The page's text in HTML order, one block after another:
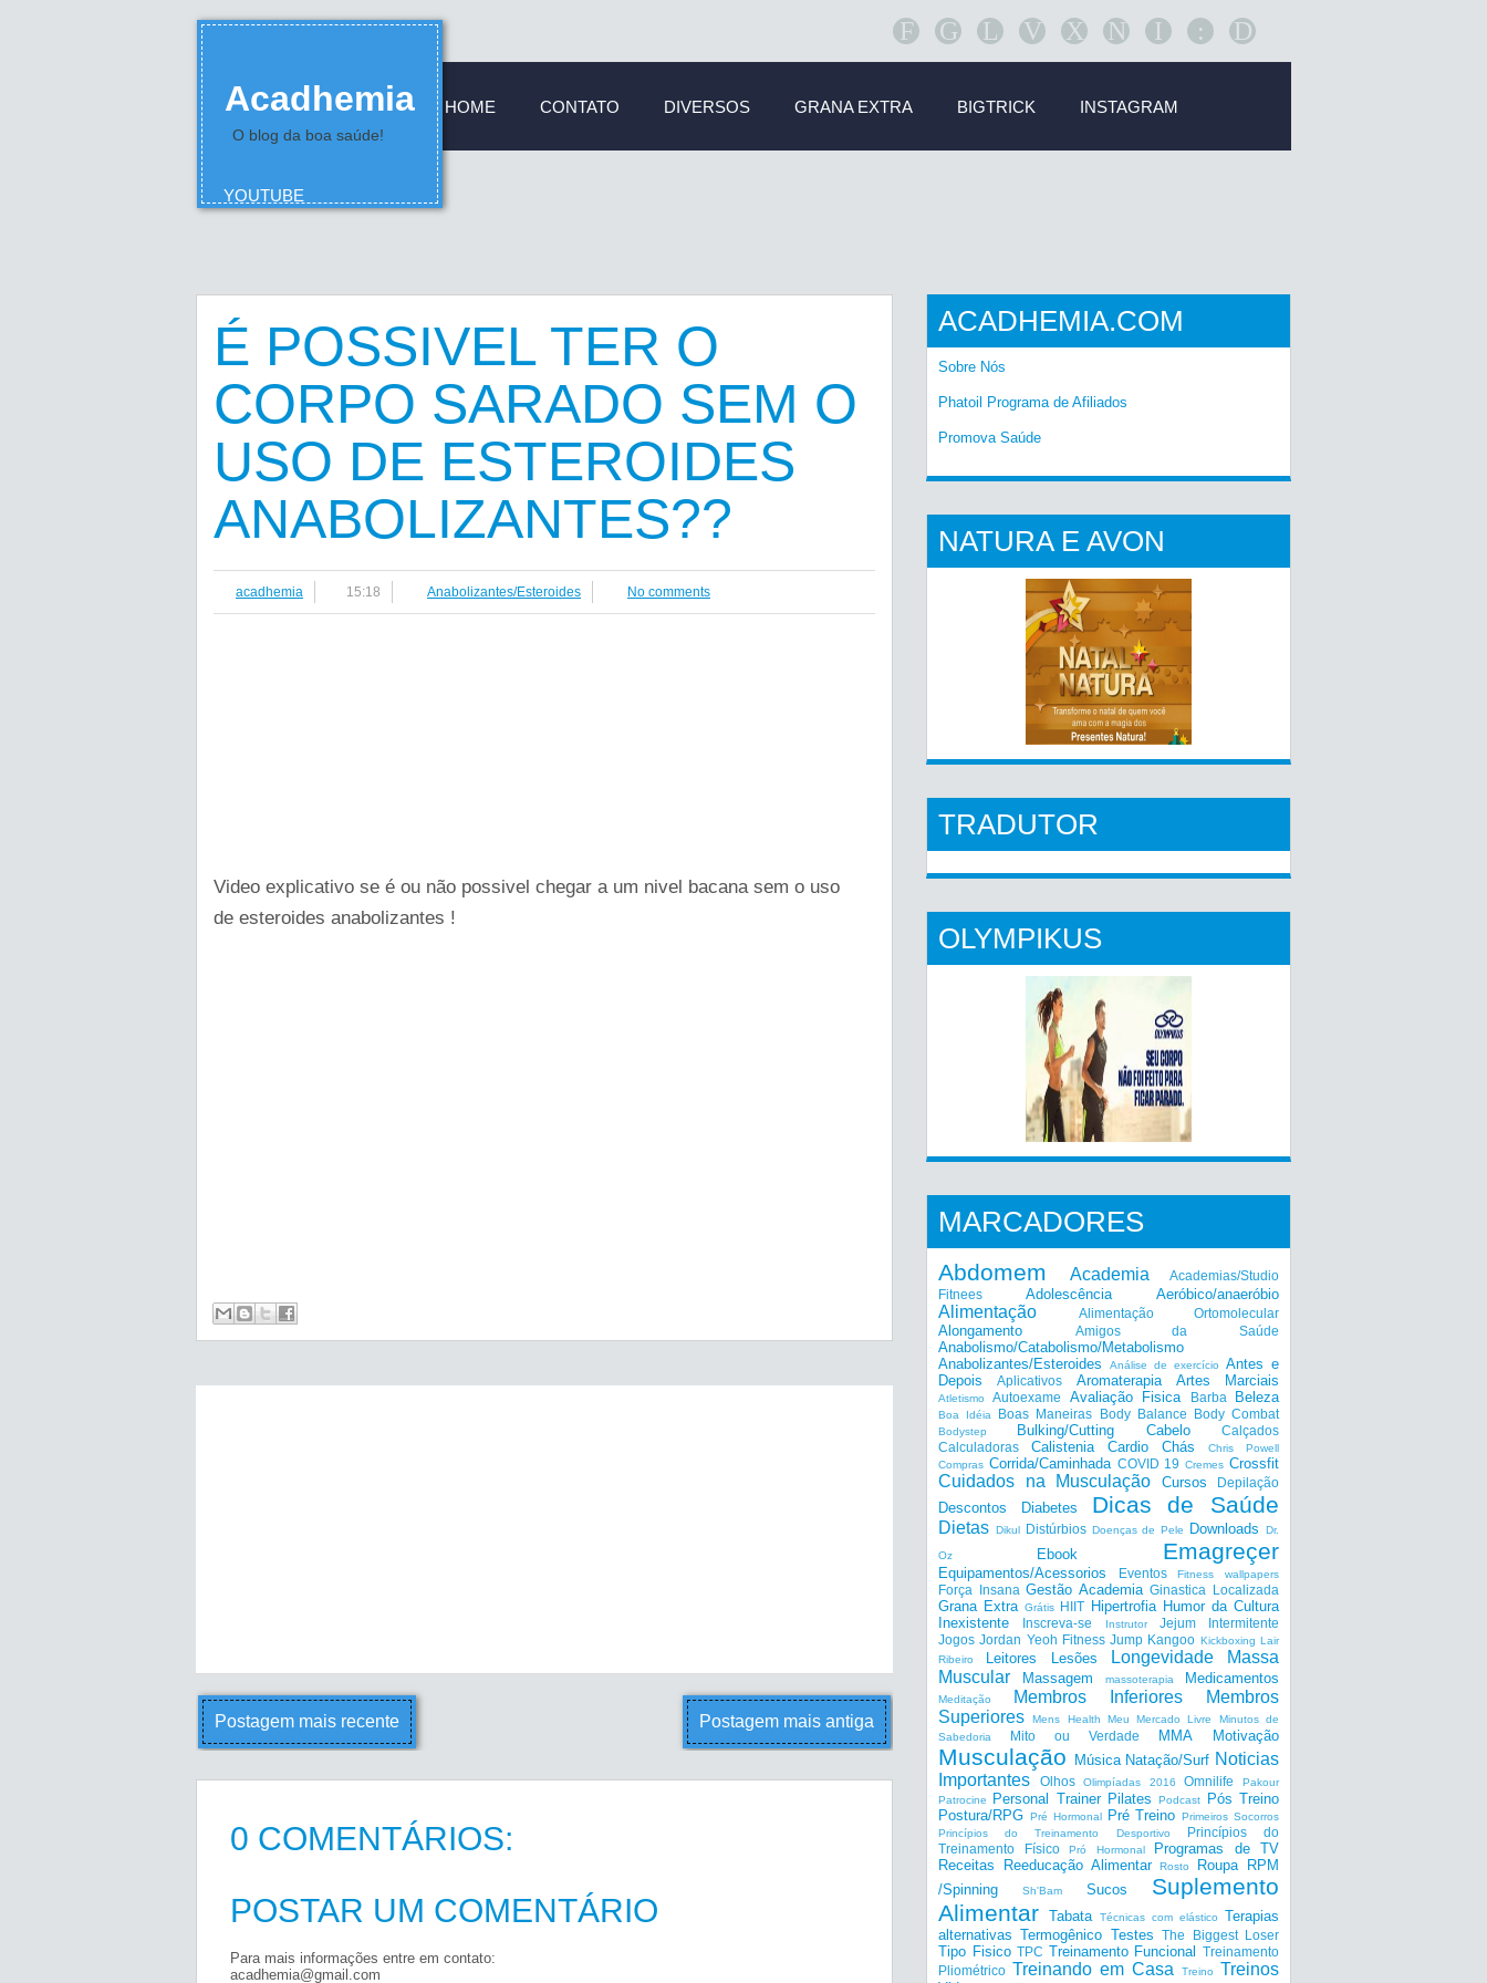
F G L V X N I : D
Acadhemia
O blog da boa saúde!
HOME CONTATO DIVERSOS GRANA EXTRA BIGTRICK INSTAGRAM
YOUTUBE
É POSSIVEL TER O
CORPO SARADO SEM O
USO DE ESTEROIDES
ANABOLIZANTES??
acadhemia 15:18 Anabolizantes/Esteroides No comments
Video explicativo se é ou não possivel chegar a um nivel bacana sem o uso
de esteroides anabolizantes !
Postagem mais recente Postagem mais antiga
0 COMENTÁRIOS:
POSTAR UM COMENTÁRIO
Para mais informações entre em contato:
acadhemia@gmail.com
ACADHEMIA.COM
Sobre Nós
Phatoil Programa de Afiliados
Promova Saúde
NATURA E AVON
TRADUTOR
OLYMPIKUS
MARCADORES
Abdomem Academia
Academias/Studio
Fitnees
Adolescência Aeróbico/anaeróbio
Alimentação Alimentação Ortomolecular
Alongamento Amigos da Saúde
Anabolismo/Catabolismo/Metabolismo
Anabolizantes/Esteroides
Análise de exercício
Antes e
Depois
Aplicativos Aromaterapia Artes Marciais
Atletismo Autoexame Avaliação Fisica Barba Beleza
Boa Idéia Boas Maneiras Body Balance Body Combat
Bodystep Bulking/Cutting Cabelo
Calçados
Calculadoras
Calistenia Cardio Chás
Chris Powell
Compras Corrida/Caminhada COVID 19 Cremes Crossfit
Cuidados na Musculação Cursos Depilação
Descontos Diabetes Dicas de Saúde
Dietas Dikul Distúrbios Doenças de Pele Downloads Dr.
Oz Ebook Emagreçer
Equipamentos/Acessorios Eventos Fitness wallpapers
Força Insana Gestão Academia Ginastica Localizada
Grana Extra Grátis HIIT Hipertrofia Humor da Cultura
Inexistente
Inscreva-se Instrutor
Jejum Intermitente
Jogos Jordan Yeoh Fitness Jump Kangoo Kickboxing Lair
Ribeiro
Leitores Lesões Longevidade
Massa
Muscular
Massagem massoterapia Medicamentos
Meditação Membros Inferiores
Membros
Superiores
Mens Health Meu Mercado Livre
Minutos de
Sabedoria
Mito ou Verdade MMA Motivação
Musculação Música Natação/Surf Noticias
Importantes
Olhos Olimpíadas 2016 Omnilife
Pakour
Patrocine
Personal Trainer Pilates Podcast
Pós Treino
Postura/RPG Pré Hormonal Pré Treino Primeiros Socorros
Princípios do Treinamento Desportivo
Princípios do
Treinamento Físico
Pró Hormonal
Programas de TV
Receitas
Reeducação Alimentar Rosto Roupa
RPM
/Spinning
Sh'Bam Sucos
Suplemento
Alimentar Tabata Técnicas com elástico
Terapias
alternativas Termogênico Testes The Biggest Loser
Tipo Fisico TPC Treinamento Funcional
Treinamento
Pliométrico Treinando em Casa Treino Treinos